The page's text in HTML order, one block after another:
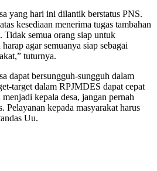
yang hari ini dilantik berstatus PNS.
kesediaan menerima tugas tambahan
Tidak semua orang siap untuk
agar semuanya siap sebagai
tuturnya.
dapat bersungguh-sungguh dalam
target dalam RPJMDES dapat cepat
kepala desa, jangan pernah
Pelayanan kepada masyarakat harus
Uu.